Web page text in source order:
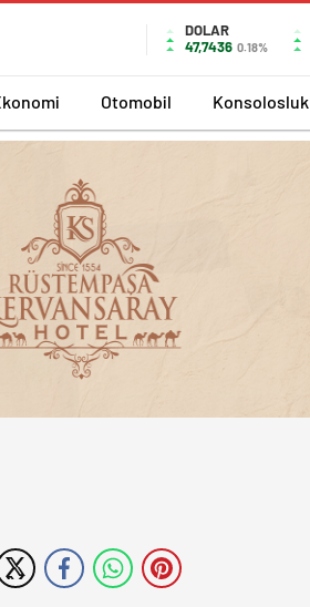
DOLAR
47,7436 0.18%
Otomobil Konsolosluk